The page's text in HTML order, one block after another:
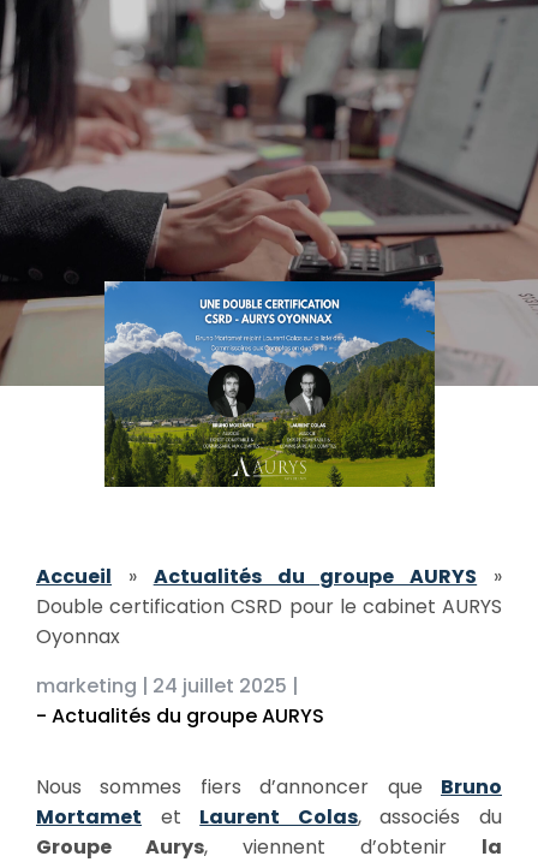
Accueil » Actualités du groupe AURYS »
Double certification CSRD pour le cabinet AURYS
Oyonnax
marketing | 24 juillet 2025 |
- Actualités du groupe AURYS
Nous sommes fiers d’annoncer que Bruno
Mortamet et Laurent Colas, associés du
Groupe Aurys, viennent d’obtenir la